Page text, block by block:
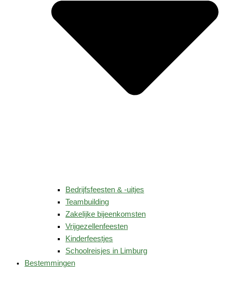
Bedrijfsfeesten & -uitjes
Teambuilding
Zakelijke bijeenkomsten
Vrijgezellenfeesten
Kinderfeestjes
Schoolreisjes in Limburg
Bestemmingen